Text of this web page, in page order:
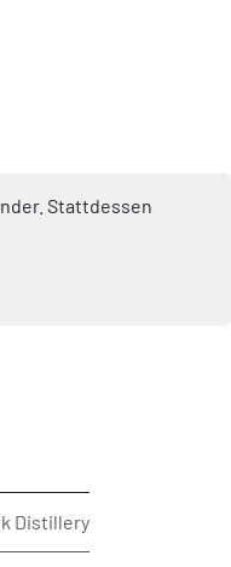
Stattdessen
Distillery